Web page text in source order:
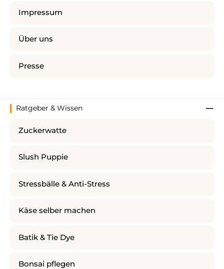
Impressum
Über uns
Presse
Ratgeber & Wissen
Zuckerwatte
Slush Puppie
Stressbälle & Anti-Stress
Käse selber machen
Batik & Tie Dye
Bonsai pflegen